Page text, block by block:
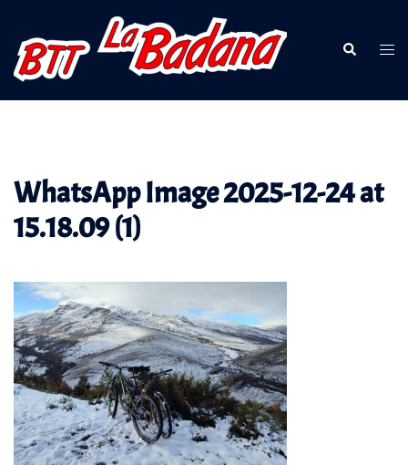
contenido
Buscar
WhatsApp Image 2025-12-24 at
15.18.09 (1)